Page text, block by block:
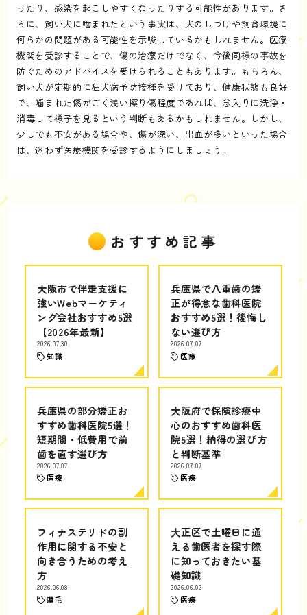
ったり、感染を起こしやすくなったりする可能性があります。さ
らに、飼い犬に噛まれたという事実は、犬のしつけや飼育環境に
何らかの問題がある可能性を示唆しているかもしれません。医療
機関を受診することで、傷の治療だけでなく、今後同様の事故を
防ぐためのアドバイスを受けられることもあります。もちろん、
飼い犬が定期的に狂犬病予防接種を受けており、健康状態も良好
で、噛まれた傷がごく浅い擦り傷程度であれば、念入りに洗浄・
消毒して様子を見るという判断もあるかもしれません。しかし、
少しでも不安がある場合や、傷が深い、出血が多いといった場合
は、迷わず医療機関を受診するようにしましょう。
おすすめ記事
大阪市で伴走支援に
強いWebマーケティ
ング会社おすすめ5選
【2026年最新】
2026.07.30
知識
兵庫県で八重歯の矯
正が得意な歯科医院
おすすめ5選！後悔し
ない選び方
2026.07.07
医療
兵庫県の部分矯正お
すすめ歯科医院5選！
短期間・低費用で前
歯を直す選び方
2026.07.07
医療
大阪府で保険診療中
心のおすすめ歯科医
院5選！納得の選び方
と判断基準
2026.07.07
医療
フィナステリドの副
作用に関する不安と
向き合うための考え
方
2026.06.08
薄毛
大正区で土曜日に通
える歯医者を探す際
に知っておきたい基
礎知識
2026.06.02
医療